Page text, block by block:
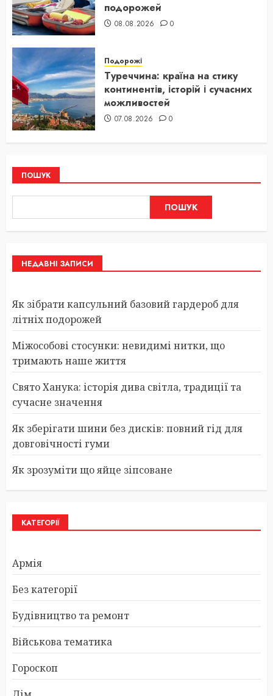
подорожей
08.08.2026 0
Подорожі
Туреччина: країна на стику
континентів, історій і сучасних
можливостей
07.08.2026 0
ПОШУК
ПОШУК
НЕДАВНІ ЗАПИСИ
Як зібрати капсульний базовий гардероб для
літніх подорожей
Міжособові стосунки: невидимі нитки, що
тримають наше життя
Свято Ханука: історія дива світла, традиції та
сучасне значення
Як зберігати шини без дисків: повний гід для
довговічності гуми
Як зрозуміти що яйце зіпсоване
КАТЕГОРІЇ
Армія
Без категорії
Будівництво та ремонт
Військова тематика
Гороскоп